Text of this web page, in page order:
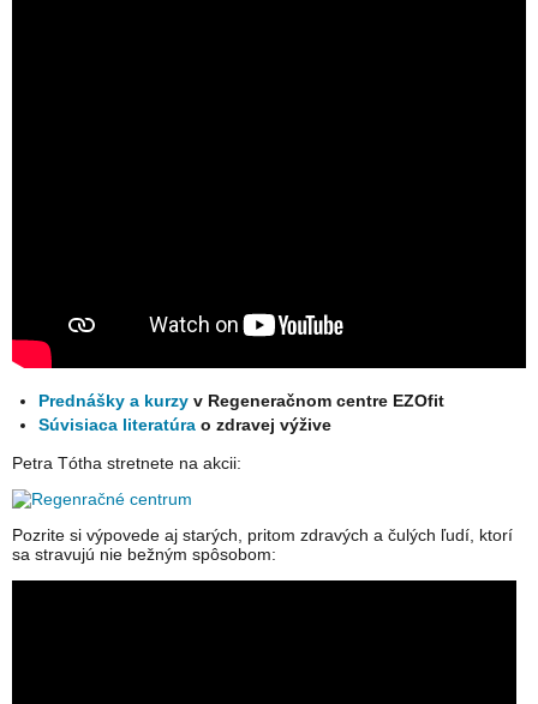
Prednášky a kurzy v Regeneračnom centre EZOfit
Súvisiaca literatúra o zdravej výžive
Petra Tótha stretnete na akcii:
Pozrite si výpovede aj starých, pritom zdravých a čulých ľudí, ktorí
sa stravujú nie bežným spôsobom: